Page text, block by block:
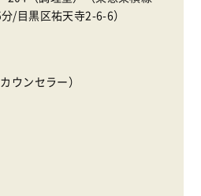
/目黒区祐天寺2-6-6）
ンセラー）